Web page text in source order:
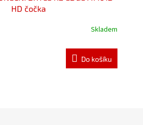
HD čočka
Skladem
Do košíku